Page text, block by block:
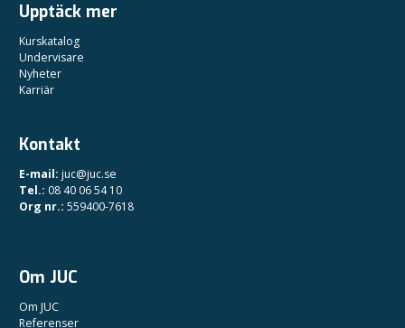
Upptäck mer
Kurskatalog
Undervisare
Nyheter
Karriär
Kontakt
E-mail: juc@juc.se
Tel.: 08 40 06 54 10
Org nr.: 559400-7618
Om JUC
Om JUC
Referenser